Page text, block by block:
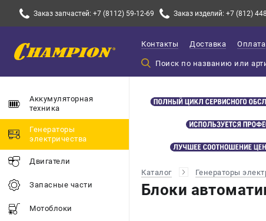
Заказ запчастей: +7 (8112) 59-12-69 Заказ изделий: +7 (812)
Контакты Доставка Оплата
Аккумуляторная
техника
Генераторы
электричества
Двигатели
Запасные части
Мотоблоки
Каталог Генераторы
Блоки